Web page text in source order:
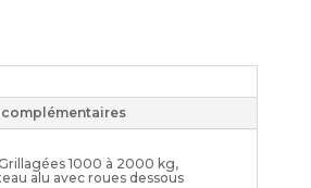
1000 à 2000 kg,
alu avec roues dessous